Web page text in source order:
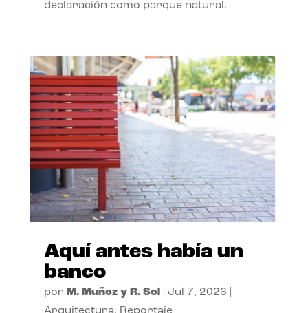
declaración como parque natural.
Aquí antes había un
banco
por M. Muñoz y R. Sol Jul 7, 2026